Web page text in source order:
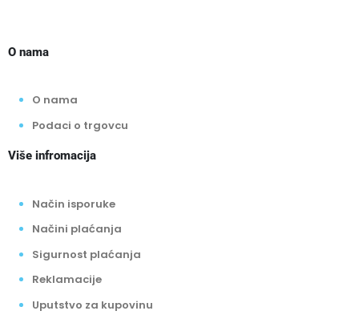
O nama
O nama
Podaci o trgovcu
Više infromacija
Način isporuke
Načini plaćanja
Sigurnost plaćanja
Reklamacije
Uputstvo za kupovinu